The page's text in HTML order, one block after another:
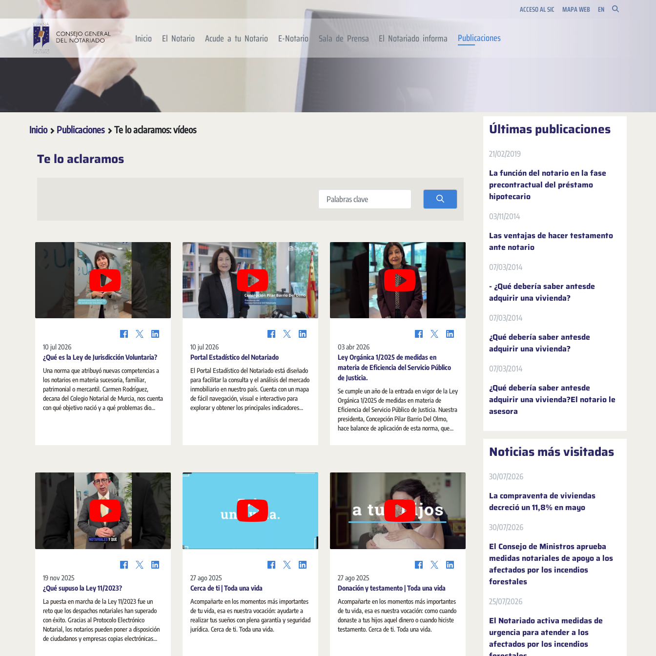
Saltar al contenido principal ACCESO AL SIC MAPA WEB EN
Inicio El Notario Acude a tu Notario E-Notario Sala de Prensa El Notariado informa Publicaciones
Inicio Publicaciones Te lo aclaramos: vídeos
Te lo aclaramos
Palabras clave
10 jul 2026
¿Qué es la Ley de Jurisdicción Voluntaria?
Una norma que atribuyó nuevas competencias a
los notarios en materia sucesoria, familiar,
patrimonial o mercantil. Carmen Rodríguez,
decana del Colegio Notarial de Murcia, nos cuenta
con qué objetivo nació y a qué problemas dio
10 jul 2026
Portal Estadístico del Notariado
El Portal Estadístico del Notariado está diseñado
para facilitar la consulta y el análisis del mercado
inmobiliario en nuestro país. Cuenta con un mapa
de fácil navegación, visual e interactivo para
explorar y obtener los principales indicadores
03 abr 2026
Ley Orgánica 1/2025 de medidas en
materia de Eficiencia del Servicio Público
de Justicia.
Se cumple un año de la entrada en vigor de la Ley
Orgánica 1/2025 de medidas en materia de
Eficiencia del Servicio Público de Justicia. Nuestra
presidenta, Concepción Pilar Barrio Del Olmo,
hace balance de aplicación de esta norma, que
19 nov 2025
¿Qué supuso la Ley 11/2023?
La puesta en marcha de la Ley 11/2023 fue un
reto que los despachos notariales han superado
con éxito. Gracias al Protocolo Electrónico
Notarial, los notarios pueden poner a disposición
de ciudadanos y empresas copias electrónicas
27 ago 2025
Cerca de ti | Toda una vida
Acompañarte en los momentos más importantes
de tu vida, esa es nuestra vocación: ayudarte a
realizar tus sueños con plena garantía y seguridad
jurídica. Cerca de ti. Toda una vida.
27 ago 2025
Donación y testamento | Toda una vida
Acompañarte en los momentos más importantes
de tu vida, esa es nuestra vocación: como cuando
donaste a tus hijos aquel dinero o cuando hiciste
testamento. Cerca de ti. Toda una vida.
Últimas publicaciones
21/02/2019
La función del notario en la fase
precontractual del préstamo
hipotecario
03/11/2014
Las ventajas de hacer testamento
ante notario
07/03/2014
- ¿Qué debería saber antesde
adquirir una vivienda?
07/03/2014
¿Qué debería saber antesde
adquirir una vivienda?
07/03/2014
¿Qué debería saber antesde
adquirir una vivienda?El notario le
asesora
Noticias más visitadas
30/07/2026
La compraventa de viviendas
decreció un 11,8% en mayo
30/07/2026
El Consejo de Ministros aprueba
medidas notariales de apoyo a los
afectados por los incendios
forestales
25/07/2026
El Notariado activa medidas de
urgencia para atender a los
afectados por los incendios